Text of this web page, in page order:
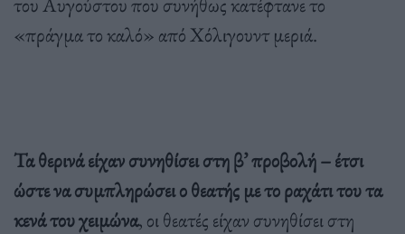
«πράγμα το καλό» από Χόλιγουντ μεριά.
Τα θερινά είχαν συνηθίσει στη β’ προβολή – έτσι
ώστε να συμπληρώσει ο θεατής με το ραχάτι του τα
κενά του χειμώνα, οι θεατές είχαν συνηθίσει στη